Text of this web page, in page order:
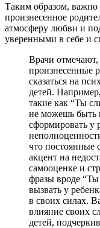
Таким образом, важно
произнесенное
атмосферу любви и
уверенными в себе и
Врачи
произнесенные
сказаться на
детей.
такие как “Ты
не можешь быть
сформировать у
что постоянные
акцент на
самооценке и
фразы вроде “Ты
вызвать у
в своих силах.
влияние своих
детей,